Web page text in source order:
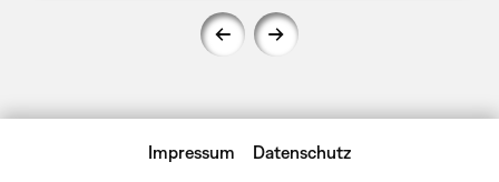
Impressum Datenschutz